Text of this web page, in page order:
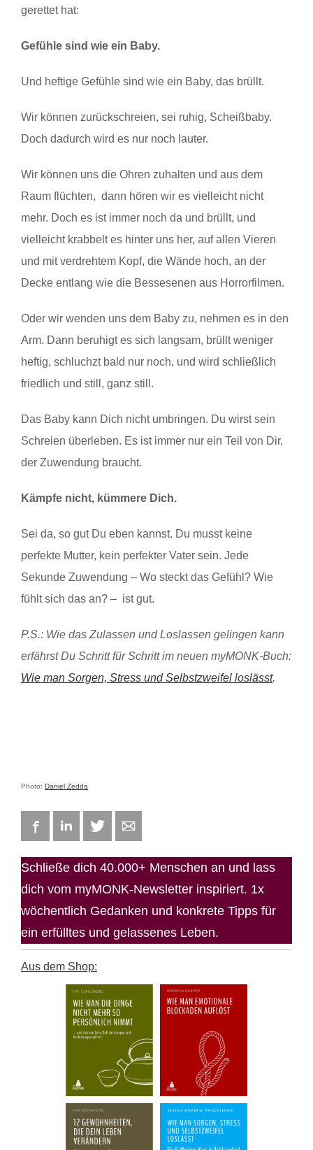
gerettet hat:
Gefühle sind wie ein Baby.
Und heftige Gefühle sind wie ein Baby, das brüllt.
Wir können zurückschreien, sei ruhig, Scheißbaby.
Doch dadurch wird es nur noch lauter.
Wir können uns die Ohren zuhalten und aus dem
Raum flüchten, dann hören wir es vielleicht nicht
mehr. Doch es ist immer noch da und brüllt, und
vielleicht krabbelt es hinter uns her, auf allen Vieren
und mit verdrehtem Kopf, die Wände hoch, an der
Decke entlang wie die Bessesenen aus Horrorfilmen.
Oder wir wenden uns dem Baby zu, nehmen es in den
Arm. Dann beruhigt es sich langsam, brüllt weniger
heftig, schluchzt bald nur noch, und wird schließlich
friedlich und still, ganz still.
Das Baby kann Dich nicht umbringen. Du wirst sein
Schreien überleben. Es ist immer nur ein Teil von Dir,
der Zuwendung braucht.
Kämpfe nicht, kümmere Dich.
Sei da, so gut Du eben kannst. Du musst keine
perfekte Mutter, kein perfekter Vater sein. Jede
Sekunde Zuwendung – Wo steckt das Gefühl? Wie
fühlt sich das an? – ist gut.
P.S.: Wie das Zulassen und Loslassen gelingen kann
erfährst Du Schritt für Schritt im neuen myMONK-Buch:
Wie man Sorgen, Stress und Selbstzweifel loslässt.
Photo: Daniel Zedda
FacebookLinkedIn Twitter
Schließe dich 40.000+ Menschen an und lass
dich vom myMONK-Newsletter inspiriert. 1x
wöchentlich Gedanken und konkrete Tipps für
ein erfülltes und gelassenes Leben.
Aus dem Shop: